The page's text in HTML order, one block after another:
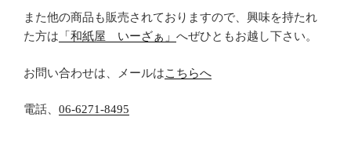
また他の商品も販売されておりますので、興味を持たれ
た方は 「和紙屋 いーざぁ」 へぜひともお越し下さい。
お問い合わせは、メールはこちらへ
電話、 06-6271-8495